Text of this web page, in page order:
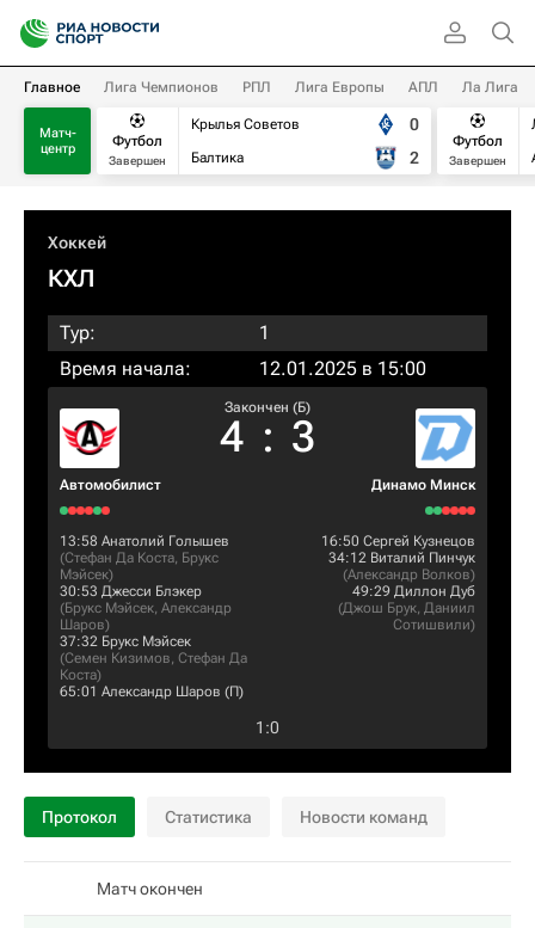
Главное Лига Чемпионов РПЛ Лига Европы АПЛ Ла Лига
Матч-
центр
Футбол
Завершен
Крылья Советов
Балтика
0
2
Футбол
Завершен
Хоккей
КХЛ
Тур:
1
Время начала:
12.01.2025 в 15:00
Автомобилист
Закончен (Б)
4 : 3
Динамо Минск
13:58 Анатолий Голышев
(Стефан Да Коста, Брукс
Мэйсек)
30:53 Джесси Блэкер
(Брукс Мэйсек, Александр
Шаров)
37:32 Брукс Мэйсек
(Семен Кизимов, Стефан Да
Коста)
65:01 Александр Шаров (П)
16:50 Сергей Кузнецов
34:12 Виталий Пинчук
(Александр Волков)
49:29 Диллон Дуб
(Джош Брук, Даниил
Сотишвили)
1 :0
Протокол Статистика Новости команд
Матч окончен